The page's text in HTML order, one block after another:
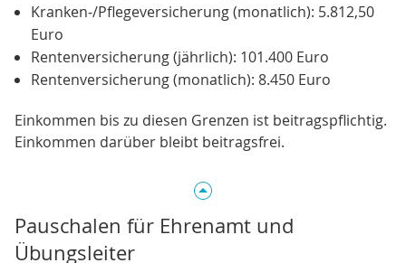
Kranken‑/Pflegeversicherung (monatlich): 5.812,50
Euro
Rentenversicherung (jährlich): 101.400 Euro
Rentenversicherung (monatlich): 8.450 Euro
Einkommen bis zu diesen Grenzen ist beitragspflichtig.
Einkommen darüber bleibt beitragsfrei.
Pauschalen für Ehrenamt und
Übungsleiter